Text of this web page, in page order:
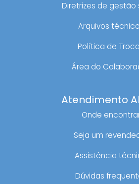
Diretrizes de gestão
Arquivos
Política de
Área do
Atendimento
Onde
Seja um
Assistência
Dúvidas